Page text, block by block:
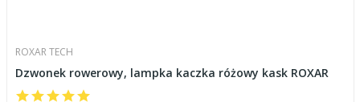
ROXAR TECH
Dzwonek rowerowy, lampka kaczka różowy kask ROXAR